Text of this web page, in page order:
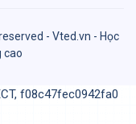
- Vted.vn - Học
cao
f08c47fec0942fa0